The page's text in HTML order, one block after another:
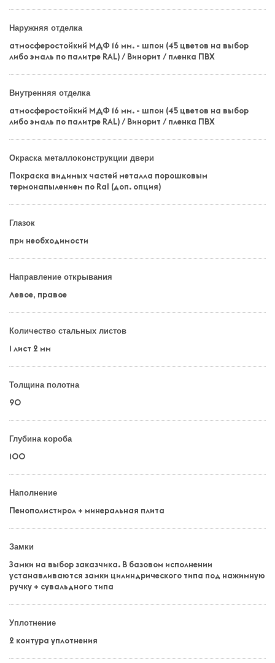
Наружняя отделка
атмосферостойкий МДФ 16 мм. - шпон (45 цветов на выбор
либо эмаль по палитре RAL) / Винорит / пленка ПВХ
Внутренняя отделка
атмосферостойкий МДФ 16 мм. - шпон (45 цветов на выбор
либо эмаль по палитре RAL) / Винорит / пленка ПВХ
Окраска металлоконструкции двери
Покраска видимых частей металла порошковым
термонапылением по Ral (доп. опция)
Глазок
при необходимости
Направление открывания
Левое, правое
Количество стальных листов
1 лист 2 мм
Толщина полотна
90
Глубина короба
100
Наполнение
Пенополистирол + минеральная плита
Замки
Замки на выбор заказчика. В базовом исполнении
устанавливаются замки цилиндрического типа под нажимную
ручку + сувальдного типа
Уплотнение
2 контура уплотнения